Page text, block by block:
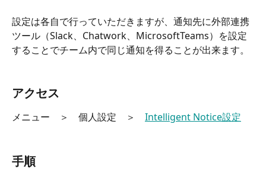
設定は各自で行っていただきますが、通知先に外部連携
ツール（Slack、Chatwork、MicrosoftTeams）を設定
することでチーム内で同じ通知を得ることが出来ます。
アクセス
メニュー　＞　個人設定　＞ Intelligent Notice設定
手順